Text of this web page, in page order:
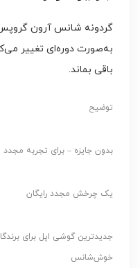
گردونه شانس آرون گروپس
به‌صورت دوره‌ای تغییر
باقی بماند.
توضیح
بدون جایزه – برای تجربه
یک چرخش مجدد رایگان
جدیدترین گوشی اپل برای
خوش‌شانس